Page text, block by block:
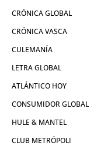
CRÓNICA GLOBAL
CRÓNICA VASCA
CULEMANÍA
LETRA GLOBAL
ATLÁNTICO HOY
CONSUMIDOR GLOBAL
HULE & MANTEL
CLUB METRÓPOLI